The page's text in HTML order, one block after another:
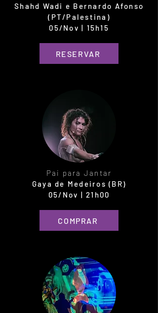
Shahd Wadi e Bernardo Afonso
(PT/Palestina)
05/Nov | 15h15
RESERVAR
Pai para Jantar
Gaya de Medeiros (BR)
05/Nov | 21h00
COMPRAR